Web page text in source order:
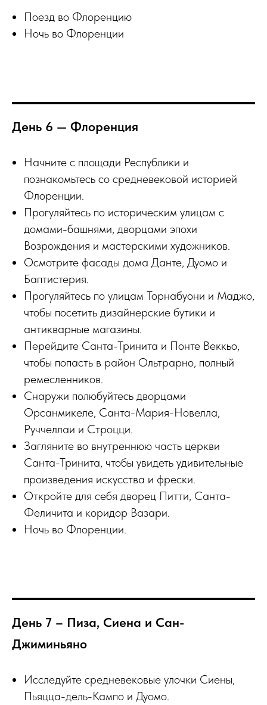
Поезд во Флоренцию
Ночь во Флоренции
День 6 — Флоренция
Начните с площади Республики и
познакомьтесь со средневековой историей
Флоренции.
Прогуляйтесь по историческим улицам с
домами-башнями, дворцами эпохи
Возрождения и мастерскими художников.
Осмотрите фасады дома Данте, Дуомо и
Баптистерия.
Прогуляйтесь по улицам Торнабуони и Маджо,
чтобы посетить дизайнерские бутики и
антикварные магазины.
Перейдите Санта-Тринита и Понте Веккьо,
чтобы попасть в район Ольтрарно, полный
ремесленников.
Снаружи полюбуйтесь дворцами
Орсанмикеле, Санта-Мария-Новелла,
Руччеллаи и Строцци.
Загляните во внутреннюю часть церкви
Санта-Тринита, чтобы увидеть удивительные
произведения искусства и фрески.
Откройте для себя дворец Питти, Санта-
Феличита и коридор Вазари.
Ночь во Флоренции.
День 7 – Пиза, Сиена и Сан-
Джиминьяно
Исследуйте средневековые улочки Сиены,
Пьяцца-дель-Кампо и Дуомо.